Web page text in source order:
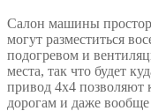
Салон машины
могут разместиться
подогревом и
места, так что будет
привод 4х4
дорогам и даже вообще